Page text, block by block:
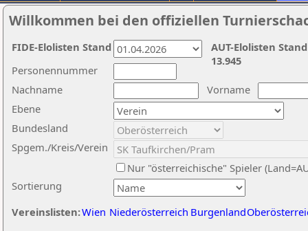
Willkommen bei den offiziellen
Nachname
Vorname
Ebene
Sortierung
Personennummer
Bundesland
Spgem./Kreis/Verein
Nur "österreichische" Spieler
Vereinslisten:Wien Niederösterreich Burgenland
AUT-Elolisten
13.945
FIDE-Elolisten Stand